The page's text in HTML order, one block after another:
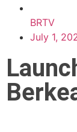
BRTV
July 1,